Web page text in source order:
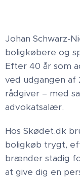
Johan Schwarz-
boligkøbere og
Efter 40 år som
ved udgangen
rådgiver – med
advokatsalær.
Hos Skødet.dk
boligkøb trygt,
brænder stadig
at give dig en